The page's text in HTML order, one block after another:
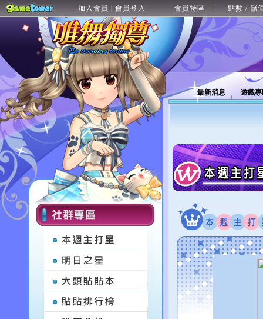
加入會員 | 會員登入 會員特區 點數 / 儲
最新消息 遊戲